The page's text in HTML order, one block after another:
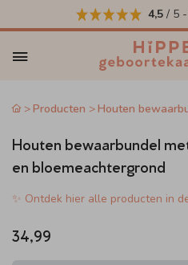
4,5 / 5 -
Producten Houten
Houten bewaarbundel
en bloemeachtergrond
✨ Ontdek hier alle producten in
34,99